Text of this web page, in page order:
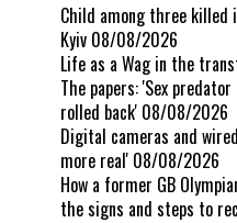
Child among three killed
Kyiv 08/08/2026
Life as a Wag in the
The papers: 'Sex
rolled back' 08/08/2026
Digital cameras and
more real' 08/08/2026
How a former GB
the signs and steps to